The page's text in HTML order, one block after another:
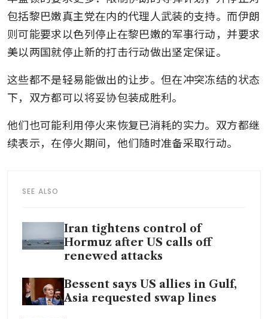
包括黎巴嫩真主党在内的代理人武装的支持。而伊朗
则可能要求以色列停止在黎巴嫩的军事行动，并要求
美以两国就停止新的打击行动做出坚定保证。
这些都不是轻易能做出的让步。但在冲突冻结的状态
下，双方都可以将妥协包装成胜利。
他们也可能利用停火来恢复已消耗的实力。双方都继
续表示，在停火期间，他们随时准备采取行动。
SEE ALSO
Iran tightens control of
Hormuz after US calls off
renewed attacks
Bessent says US allies in Gulf,
Asia requested swap lines